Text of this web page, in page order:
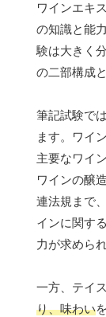
ワインエキ
の知識と能
験は大きく分
の二部構成
筆記試験で
ます。ワイ
主要なワイ
ワインの醸
連法規まで
インに関す
力が求めら
一方、テイ
り、味わい